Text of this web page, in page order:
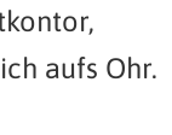
aufs Ohr.